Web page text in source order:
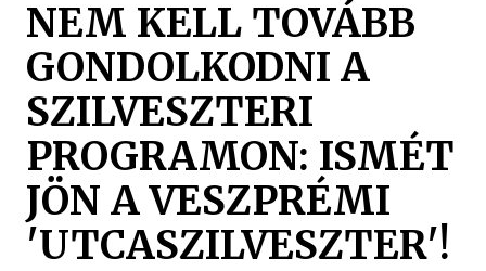
NEM KELL TOVÁBB
GONDOLKODNI A
SZILVESZTERI
PROGRAMON: ISMÉT
JÖN A VESZPRÉMI
'UTCASZILVESZTER'!